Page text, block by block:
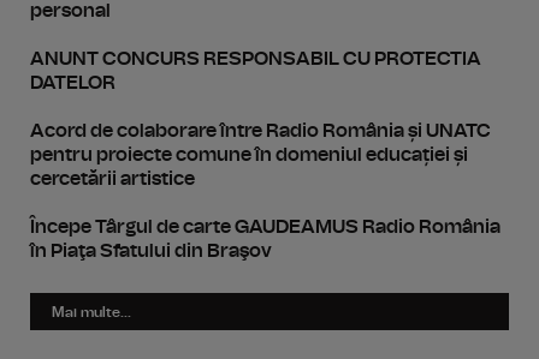
personal
ANUNT CONCURS RESPONSABIL CU PROTECTIA
DATELOR
Acord de colaborare între Radio România și UNATC
pentru proiecte comune în domeniul educației și
cercetării artistice
Începe Târgul de carte GAUDEAMUS Radio România
în Piaţa Sfatului din Braşov
Mai multe...